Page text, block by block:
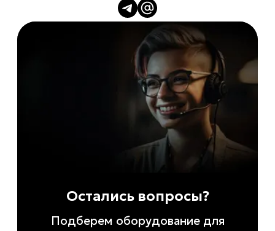
Остались вопросы?
Подберем оборудование для